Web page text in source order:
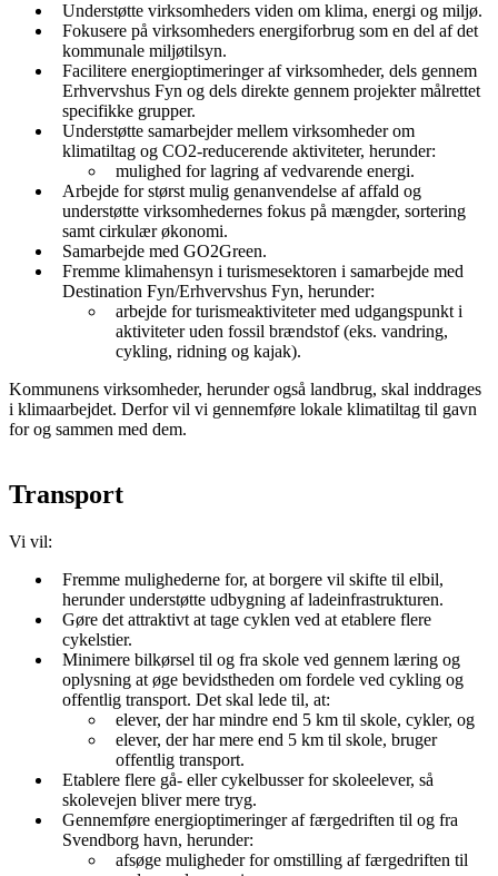
Understøtte virksomheders viden om klima, energi og miljø.
Fokusere på virksomheders energiforbrug som en del af det
kommunale miljøtilsyn.
Facilitere energioptimeringer af virksomheder, dels gennem
Erhvervshus Fyn og dels direkte gennem projekter målrettet
specifikke grupper.
Understøtte samarbejder mellem virksomheder om
klimatiltag og CO2-reducerende aktiviteter, herunder:
mulighed for lagring af vedvarende energi.
Arbejde for størst mulig genanvendelse af affald og
understøtte virksomhedernes fokus på mængder, sortering
samt cirkulær økonomi.
Samarbejde med GO2Green.
Fremme klimahensyn i turismesektoren i samarbejde med
Destination Fyn/Erhvervshus Fyn, herunder:
arbejde for turismeaktiviteter med udgangspunkt i
aktiviteter uden fossil brændstof (eks. vandring,
cykling, ridning og kajak).
Kommunens virksomheder, herunder også landbrug, skal inddrages
i klimaarbejdet. Derfor vil vi gennemføre lokale klimatiltag til gavn
for og sammen med dem.
Transport
Vi vil:
Fremme mulighederne for, at borgere vil skifte til elbil,
herunder understøtte udbygning af ladeinfrastrukturen.
Gøre det attraktivt at tage cyklen ved at etablere flere
cykelstier.
Minimere bilkørsel til og fra skole ved gennem læring og
oplysning at øge bevidstheden om fordele ved cykling og
offentlig transport. Det skal lede til, at:
elever, der har mindre end 5 km til skole, cykler, og
elever, der har mere end 5 km til skole, bruger
offentlig transport.
Etablere flere gå- eller cykelbusser for skoleelever, så
skolevejen bliver mere tryg.
Gennemføre energioptimeringer af færgedriften til og fra
Svendborg havn, herunder:
afsøge muligheder for omstilling af færgedriften til